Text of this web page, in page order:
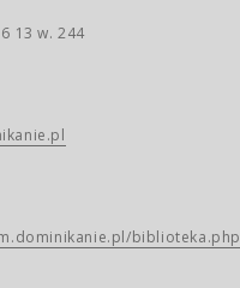
13 w. 244
biblioteka.php